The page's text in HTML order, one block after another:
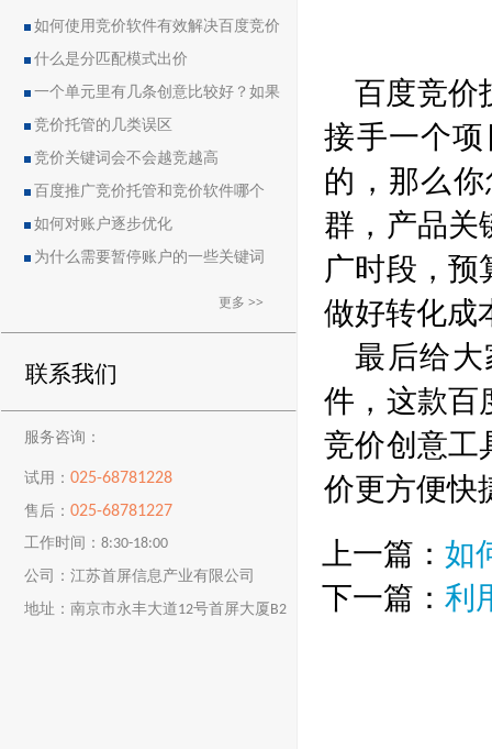
如何使用竞价软件有效解决百度竞价
中的恶点问题
什么是分匹配模式出价
一个单元里有几条创意比较好？如果
删除创意会导致账户流量突然下降吗？
竞价托管的几类误区
竞价关键词会不会越竞越高
百度推广竞价托管和竞价软件哪个
好？
如何对账户逐步优化
为什么需要暂停账户的一些关键词
更多 >>
联系我们
服务咨询：
试用：025-68781228
售后：025-68781227
工作时间：8:30-18:00
公司：江苏首屏信息产业有限公司
地址：南京市永丰大道12号首屏大厦B2
百度竞价
接手一个
的，那么
群，产品关
广时段，预
做好转化成
最后给
件，这款百
竞价创意工
价更方便
上一篇： 如
下一篇： 利